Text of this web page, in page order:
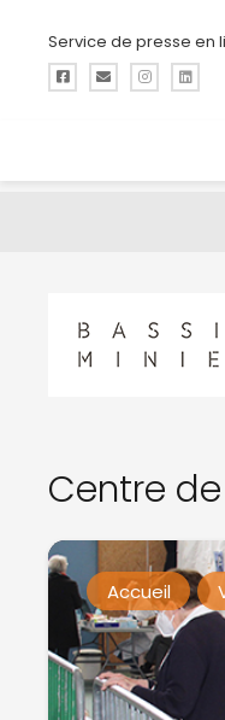
Service de presse en
Centre
Accueil